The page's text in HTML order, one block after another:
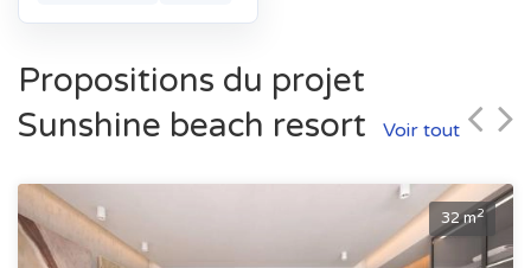
Propositions du projet
Sunshine beach resort
Voir tout
32 m2